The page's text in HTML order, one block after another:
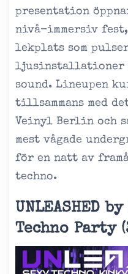
presentation
nivå-immersiv
lekplats som
ljusinstallationer
sound. Lineupen
tillsammans med
Veinyl Berlin och
mest vågade
för en natt av
techno.
UNLEASHED
Techno Party